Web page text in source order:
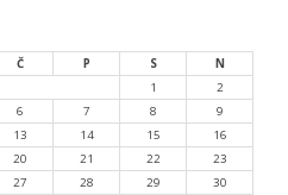
Č P S
N
1
2
6 7 8
9
13 14 15
16
20 21 22
23
27 28 29
30